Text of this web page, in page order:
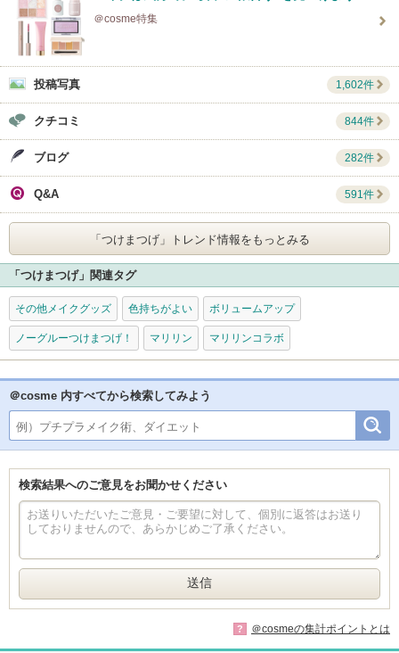
＠cosme特集
投稿写真 1,602件
クチコミ 844件
ブログ 282件
Q&A 591件
「つけまつげ」 トレンド情報をもっとみる
「つけまつげ」関連タグ
その他メイクグッズ 色持ちがよい ボリュームアップ
ノーグルーつけまつげ！ マリリン マリリンコラボ
＠cosme 内すべてから検索してみよう
検索結果へのご意見をお聞かせください
? ＠cosmeの集計ポイントとは